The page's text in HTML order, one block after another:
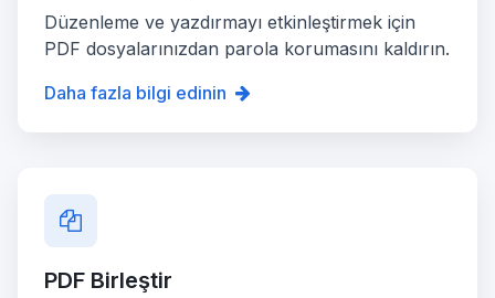
Düzenleme ve yazdırmayı etkinleştirmek için
PDF dosyalarınızdan parola korumasını kaldırın.
Daha fazla bilgi edinin
PDF Birleştir